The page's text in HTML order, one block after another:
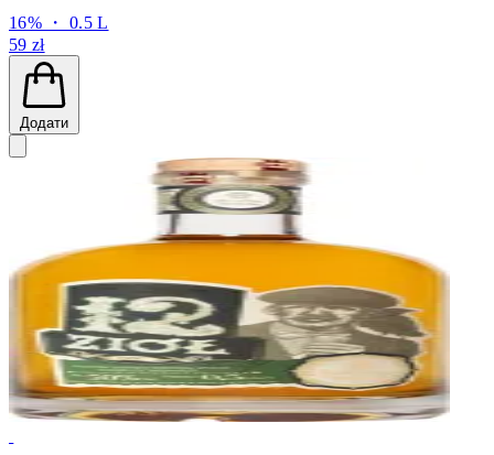
16% ・ 0.5 L
59 zł
Додати